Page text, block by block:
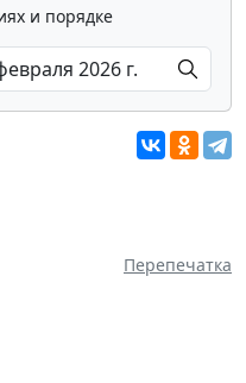
и порядке
Перепечатка